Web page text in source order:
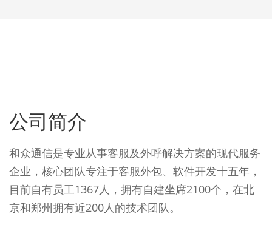
公司简介
和众通信是专业从事客服及外呼解决方案的现代服务
企业，核心团队专注于客服外包、软件开发十五年，
目前自有员工1367人，拥有自建坐席2100个，在北
京和郑州拥有近200人的技术团队。